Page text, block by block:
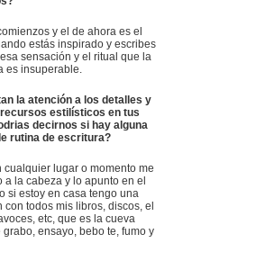
y el de ahora es el
estás inspirado y escribes
sensación y el ritual que la
es insuperable.
la atención a los detalles y
estilísticos en tus
decirnos si hay alguna
rutina de escritura?
cualquier lugar o momento me
a la cabeza y lo apunto en el
si estoy en casa tengo una
con todos mis libros, discos, el
etc, que es la cueva
grabo, ensayo, bebo te, fumo y